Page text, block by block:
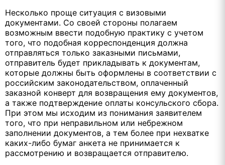
Несколько проще ситуация с визовыми
документами. Со своей стороны полагаем
возможным ввести подобную практику с учетом
того, что подобная корреспонденция должна
отправляться только заказными письмами,
отправитель будет прикладывать к документам,
которые должны быть оформлены в соответствии с
российским законодательством, оплаченный
заказной конверт для возвращения ему документов,
а также подтверждение оплаты консульского сбора.
При этом мы исходим из понимания заявителем
того, что при неправильном или небрежном
заполнении документов, а тем более при нехватке
каких-либо бумаг анкета не принимается к
рассмотрению и возвращается отправителю.